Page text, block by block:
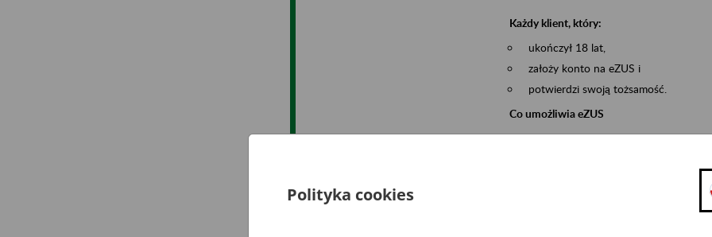
Każdy klient, który:
ukończył 18 lat,
założy konto na eZUS i
potwierdzi swoją tożsamość.
Co umożliwia eZUS
wgląd do danych zgromadzonych w
składanie wniosków i otrzymywanie
zadawanie pytań i otrzymywanie
Polityka cookies